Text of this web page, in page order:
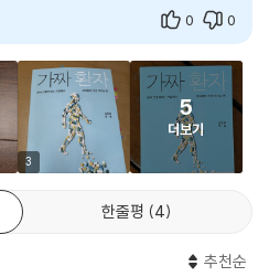
주체들의 문제가 있습니다. 당장 국책
염 치료 신약을 만들어내라는 것은 있
등을 통해 관절염을 관리하는 법을 연
비를 주지 않습니다.
야 하나요?” 친구들과 만나기 싫어진
인된 알츠하이머 치료제 아두카누맙
의 원인으로 생각되는 뇌의 아밀로이
데, 임상적인 효능을 충분히 검증받지
아닌 사회가 치료해야 하는, 즉 장시간
레스성 질환에 시달리는 이들이다. 대표
서 폭증하는 대사질환과 정신질환을
건강한 식이 섭취와 운동을 위한 활동
대사증후군 등 대사질환에 직접적인
증·불면증 등 여러 정신질환과 여기
간에 비해 보수와 복리 후생이 충분하
0 0
3
5
더보기
한줄평 4
추천순